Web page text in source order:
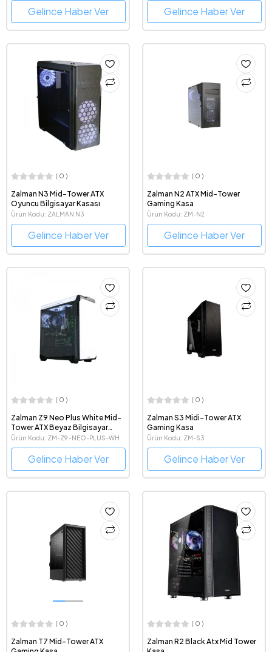
Gelince Haber Ver Gelince Haber Ver
( 0 )
Zalman N3 Mid-Tower ATX
Oyuncu Bilgisayar Kasası
Ürün Kodu: ZALMAN N3
Gelince Haber Ver
( 0 )
Zalman N2 ATX Mid-Tower
Gaming Kasa
Ürün Kodu: ZM-N2
Gelince Haber Ver
( 0 )
Zalman Z9 Neo Plus White Mid-
Tower ATX Beyaz Bilgisayar
Kasası
Ürün Kodu: ZM-Z9-NEO-PLUS-WH
Gelince Haber Ver
( 0 )
Zalman S3 Midi-Tower ATX
Gaming Kasa
Ürün Kodu: ZM-S3
Gelince Haber Ver
( 0 )
Zalman T7 Mid-Tower ATX
( 0 )
Zalman R2 Black Atx Mid Tower